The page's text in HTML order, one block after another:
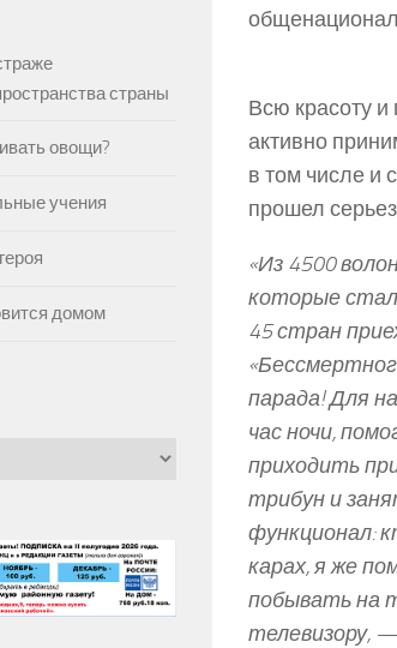
Всю красоту и
активно
в том числе и
прошел
«Из 4500
которые
45 стран
парада! Для
час ночи,
приходить
трибун и
функционал:
карах, я же
побывать на
телевизору,
страны
овощи?
учения
домом